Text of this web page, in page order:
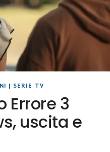
| SERIE TV
Errore 3
uscita e